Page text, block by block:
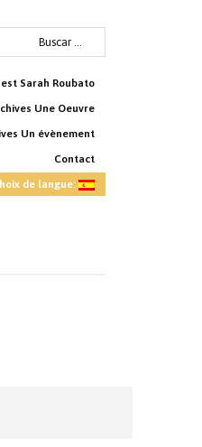
est Sarah Roubato
Une Oeuvre
Un évènement
Contact
de langue: